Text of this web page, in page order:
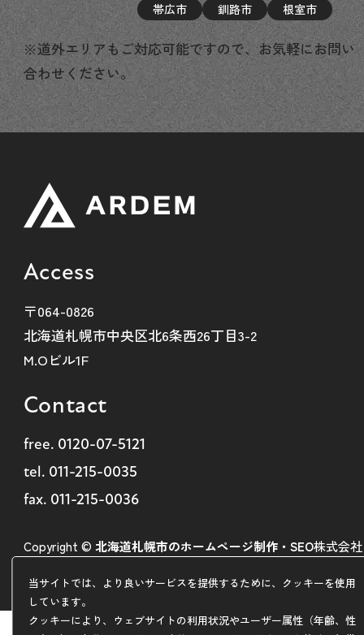
当サイトでは、より良いサービスを提供するために、クッキーを使用
しています。
クッキーにより、ウェブサイトの利用状況やユーザー属性（年齢、性
帯広市
釧路市 根室市
※道外エリアもご対応可能ですので、お気軽にお問い
合わせください。
Access
〒064-0826
北海道札幌市中央区北6条西26丁目3-2
M.Oビル1F
Contact
free. 0120-07-5121
tel. 011-215-0035
fax. 011-215-0036
Copyright © 北海道札幌市のホームページ制作・SEO株式会社